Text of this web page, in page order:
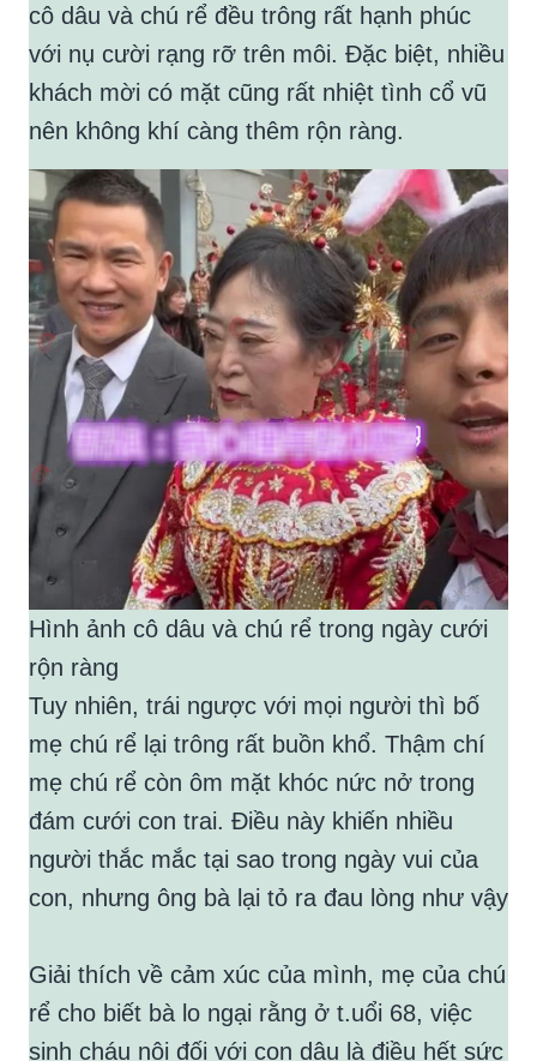
cô dâu và chú rể đều trông rất hạnh phúc
với nụ cười rạng rỡ trên môi. Đặc biệt, nhiều
khách mời có mặt cũng rất nhiệt tình cổ vũ
nên không khí càng thêm rộn ràng.
Hình ảnh cô dâu và chú rể trong ngày cưới
rộn ràng
Tuy nhiên, trái ngược với mọi người thì bố
mẹ chú rể lại trông rất buồn khổ. Thậm chí
mẹ chú rể còn ôm mặt khóc nức nở trong
đám cưới con trai. Điều này khiến nhiều
người thắc mắc tại sao trong ngày vui của
con, nhưng ông bà lại tỏ ra đau lòng như vậy
Giải thích về cảm xúc của mình, mẹ của chú
rể cho biết bà lo ngại rằng ở t.uổi 68, việc
sinh cháu nội đối với con dâu là điều hết sức